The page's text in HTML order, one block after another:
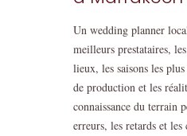
Un wedding planner
meilleurs prestataires,
lieux, les saisons les
de production et les
connaissance du terrain
erreurs, les retards et les